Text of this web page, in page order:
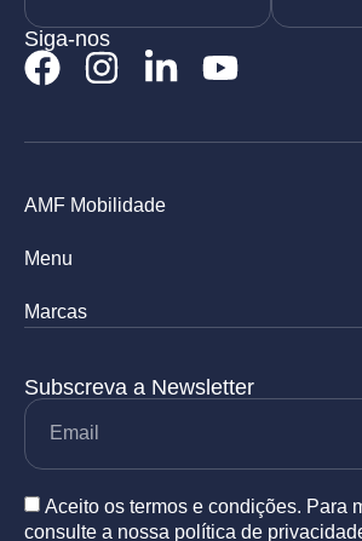
Siga-nos
AMF Mobilidade
Menu
Marcas
Subscreva a Newsletter
Aceito os termos e condições. Para
consulte a nossa política de